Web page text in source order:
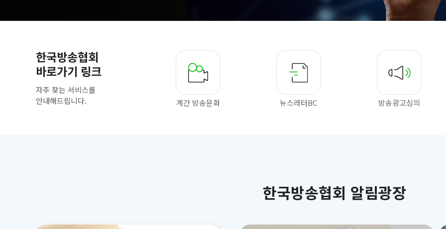
한국방송협회
바로가기 링크
자주 찾는 서비스를
안내해드립니다.
계간 방송문화 뉴스레터BC 방송광고심의
한국방송협회 알림광장